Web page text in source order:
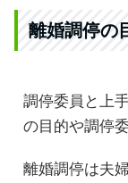
離婚調停の
調停委員と上
の目的や調停
離婚調停は夫